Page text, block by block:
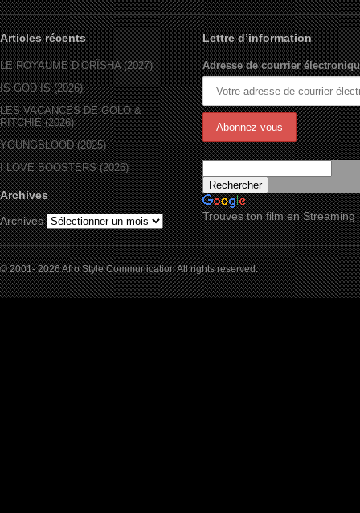
Articles récents
LE ROYAUME D’ORÏSHA (2027)
IS GOD IS (2026)
LES VACANCES DE GOLO &
RITCHIE (2026)
YOUNGBLOOD (2025)
I LOVE BOOSTERS (2026)
Archives
Archives
Lettre d’information
Adresse de courrier
Trouves ton film en Streaming
© 2001- 2026 Afro Style Communication All rights reserved.